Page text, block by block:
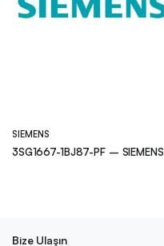
SIEMENS
3SG1667-1BJ87-PF – SIEMENS
Bize Ulaşın